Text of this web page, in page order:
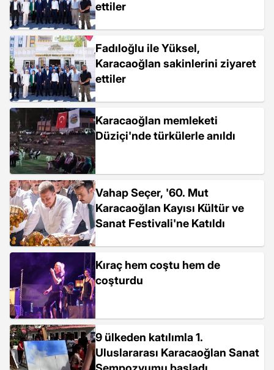
ettiler
Fadıloğlu ile Yüksel,
Karacaoğlan sakinlerini ziyaret
ettiler
Karacaoğlan memleketi
Düziçi'nde türkülerle anıldı
Vahap Seçer, '60. Mut
Karacaoğlan Kayısı Kültür ve
Sanat Festivali'ne Katıldı
Kıraç hem coştu hem de
coşturdu
9 ülkeden katılımla 1.
Uluslararası Karacaoğlan Sanat